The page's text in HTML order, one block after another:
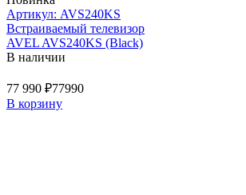
Артикул: AVS240KS
Встраиваемый телевизор
AVEL AVS240KS (Black)
В наличии
77 990 ₽77990
В корзину